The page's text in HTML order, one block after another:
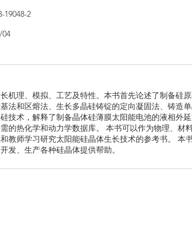
19048-2
04
机理、模拟、工艺及特性。本书首先论述了制备硅
法和区熔法、生长多晶硅铸锭的定向凝固法、铸造
技术，解释了制备晶体硅薄膜太阳能电池的液相外
的热化学和动力学数据库。 本书可以作为物理、材
教师学习研究太阳能硅晶体生长技术的参考书。 本
发、生产各种硅晶体提供帮助。